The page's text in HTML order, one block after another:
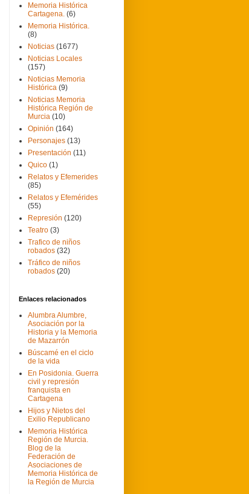
Memoria Histórica
Cartagena. (6)
Memoria Histórica.
(8)
Noticias (1677)
Noticias Locales
(157)
Noticias Memoria
Histórica (9)
Noticias Memoria
Histórica Región de
Murcia (10)
Opinión (164)
Personajes (13)
Presentación (11)
Quico (1)
Relatos y Efemerides
(85)
Relatos y Efemérides
(55)
Represión (120)
Teatro (3)
Trafico de niños
robados (32)
Tráfico de niños
robados (20)
Enlaces relacionados
Alumbra Alumbre,
Asociación por la
Historia y la Memoria
de Mazarrón
Búscamé en el ciclo
de la vida
En Posidonia. Guerra
civil y represión
franquista en
Cartagena
Hijos y Nietos del
Exilio Republicano
Memoria Histórica
Región de Murcia.
Blog de la
Federación de
Asociaciones de
Memoria Histórica de
la Región de Murcia